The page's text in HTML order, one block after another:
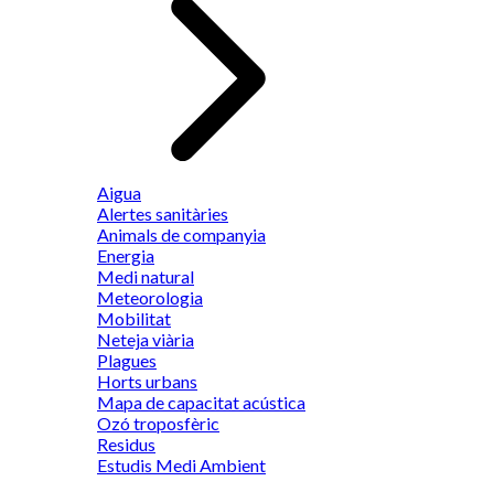
Aigua
Alertes sanitàries
Animals de companyia
Energia
Medi natural
Meteorologia
Mobilitat
Neteja viària
Plagues
Horts urbans
Mapa de capacitat acústica
Ozó troposfèric
Residus
Estudis Medi Ambient